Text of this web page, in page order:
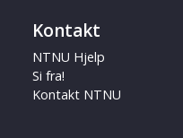
Kontakt
NTNU Hjelp
Si fra!
Kontakt NTNU